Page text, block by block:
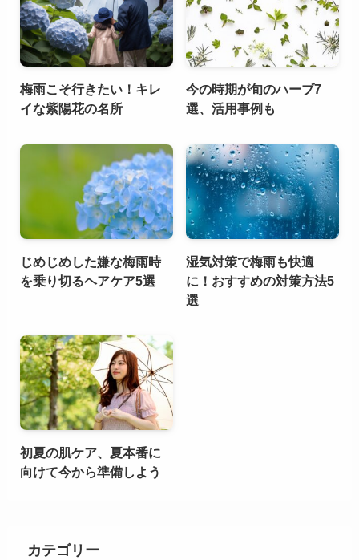
梅雨こそ行きたい！キレ
イな紫陽花の名所
今の時期が旬のハーブ7
選、活用事例も
じめじめした嫌な梅雨時
を乗り切るヘアケア5選
湿気対策で梅雨も快適
に！おすすめの対策方法5
選
初夏の肌ケア、夏本番に
向けて今から準備しよう
カテゴリー